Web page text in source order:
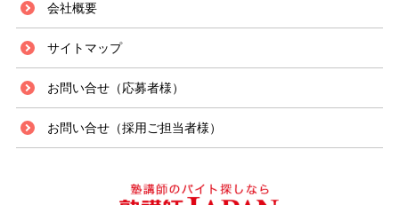
会社概要
サイトマップ
お問い合せ（応募者様）
お問い合せ（採用ご担当者様）